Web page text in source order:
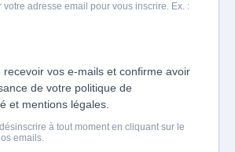
adresse email pour vous inscrire. Ex. :
recevoir vos e-mails et confirme avoir
de votre politique de
et mentions légales.
à tout moment en cliquant sur le
emails.